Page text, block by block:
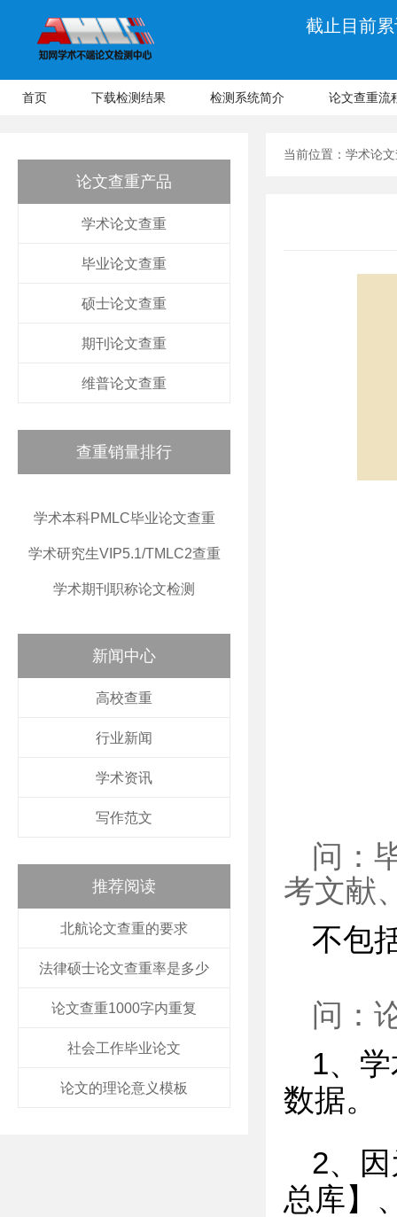
截止目前
首页 下载检测结果 检测系统简介 论文查重流
论文查重产品
学术论文查重
毕业论文查重
硕士论文查重
期刊论文查重
维普论文查重
查重销量排行
学术本科PMLC毕业论文查重
学术研究生VIP5.1/TMLC2查重
学术期刊职称论文检测
新闻中心
高校查重
行业新闻
学术资讯
写作范文
推荐阅读
北航论文查重的要求
法律硕士论文查重率是多少
论文查重1000字内重复
社会工作毕业论文
论文的理论意义模板
当前位置： 学术论
问：
考文献
不包
问：
1、
数据。
2、
总库】